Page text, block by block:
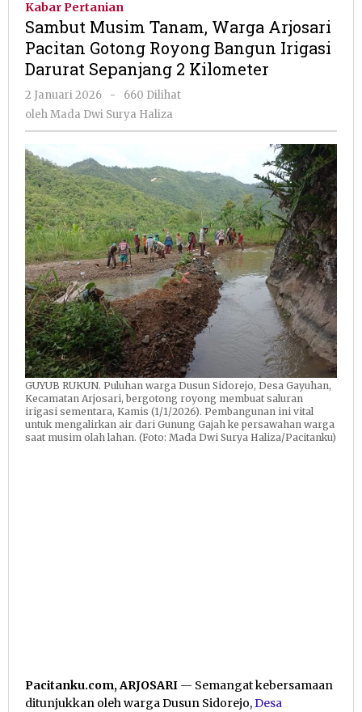
Arjosari
Pacitan
Gotong
Darurat
2
Kilometer
Kabar Pertanian
Sambut Musim Tanam, Warga Arjosari
Pacitan Gotong Royong Bangun Irigasi
Darurat Sepanjang 2 Kilometer
2 Januari 2026
oleh
Mada
Dwi
-
660 Dilihat
olehMada Dwi Surya Haliza
GUYUB RUKUN. Puluhan warga Dusun Sidorejo, Desa Gayuhan,
Kecamatan Arjosari, bergotong royong membuat saluran
irigasi sementara, Kamis (1/1/2026). Pembangunan ini vital
untuk mengalirkan air dari Gunung Gajah ke persawahan warga
saat musim olah lahan. (Foto: Mada Dwi Surya Haliza/Pacitanku)
Pacitanku.com, ARJOSARI — Semangat kebersamaan
ditunjukkan oleh warga Dusun Sidorejo,Desa